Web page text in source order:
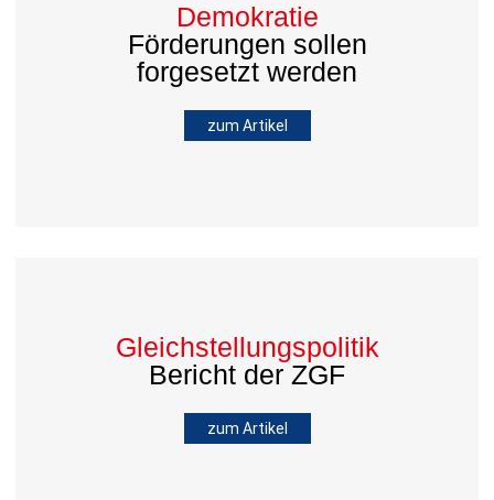
Demokratie
Förderungen sollen
forgesetzt werden
zum Artikel
Gleichstellungspolitik
Bericht der ZGF
zum Artikel